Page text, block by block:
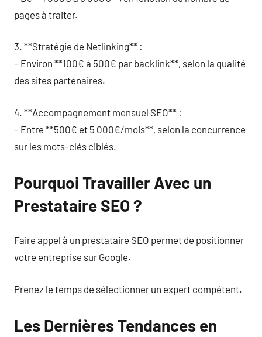
pages à traiter.
3. **Stratégie de Netlinking** :
– Environ **100€ à 500€ par backlink**, selon la qualité
des sites partenaires.
4. **Accompagnement mensuel SEO** :
– Entre **500€ et 5 000€/mois**, selon la concurrence
sur les mots-clés ciblés.
Pourquoi Travailler Avec un
Prestataire SEO ?
Faire appel à un prestataire SEO permet de positionner
votre entreprise sur Google.
Prenez le temps de sélectionner un expert compétent.
Les Dernières Tendances en